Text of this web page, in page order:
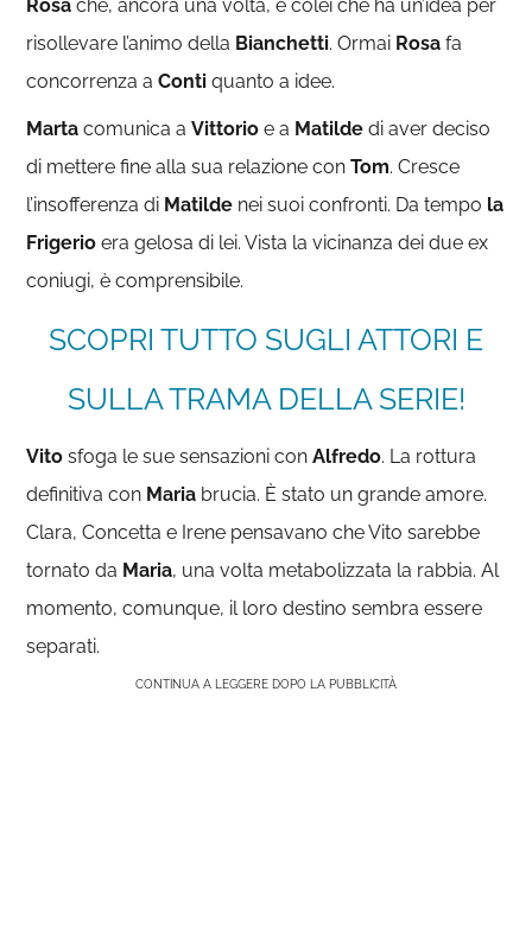
Rosa che, ancora una volta, è colei che ha un’idea per
risollevare l’animo della Bianchetti. Ormai Rosa fa
concorrenza aConti quanto a idee.
Marta comunica aVittorio e a Matilde di aver deciso
di mettere fine alla sua relazione conTom. Cresce
l’insofferenza di Matilde nei suoi confronti. Da tempo la
Frigerio era gelosa di lei. Vista la vicinanza dei due ex
coniugi, è comprensibile.
SCOPRI TUTTO SUGLI ATTORI E
SULLA TRAMA DELLA SERIE!
Vito sfoga le sue sensazioni conAlfredo. La rottura
definitiva con Maria brucia. È stato un grande amore.
Clara, Concetta e Irene pensavano che Vito sarebbe
tornato da Maria, una volta metabolizzata la rabbia. Al
momento, comunque, il loro destino sembra essere
separati.
CONTINUA A LEGGERE DOPO LA PUBBLICITÀ